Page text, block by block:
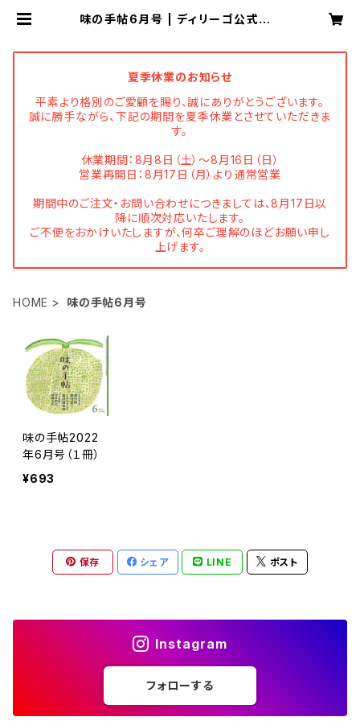
味の手帖6月号 | ディリーゴ公式ショ
夏季休業のお知らせ
平素より格別のご愛顧を賜り、誠にありがとうございます。
誠に勝手ながら、下記の期間を夏季休業とさせていただきま
す。
休業期間：8月8日（土）～8月16日（日）
営業再開日：8月17日（月）より通常営業
期間中のご注文・お問い合わせにつきましては、8月17日以
降に順次対応いたします。
ご不便をおかけいたしますが、何卒ご理解のほどお願い申し
上げます。
HOME 味の手帖6月号
味の手帖2022
年6月号（１冊）
¥693
保存 シェア LINE ポスト
Instagram
フォローする